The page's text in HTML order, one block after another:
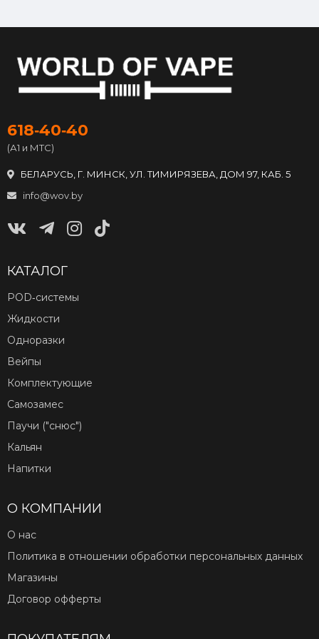
618‑40‑40
(А1 и МТС)
БЕЛАРУСЬ, Г. МИНСК, УЛ. ТИМИРЯЗЕВА, ДОМ 97, КАБ. 5
info@wov.by
КАТАЛОГ
POD‑системы
Жидкости
Одноразки
Вейпы
Комплектующие
Самозамес
Паучи ("снюс")
Кальян
Напитки
О КОМПАНИИ
О нас
Политика в отношении обработки персональных данных
Магазины
Договор офферты